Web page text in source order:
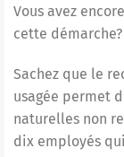
Vous avez
cette démarche?
Sachez que le
usagée permet
naturelles non
dix employés